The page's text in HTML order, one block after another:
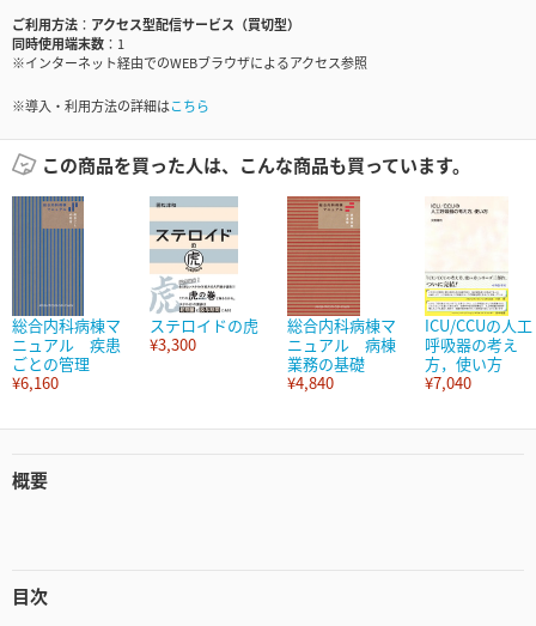
ご利用方法
アクセス型配信サービス（買切型）
同時使用端末数
1
※インターネット経由でのWEBブラウザによるアクセス参照
※導入・利用方法の詳細はこちら
この商品を買った人は、こんな商品も買っています。
総合内科病棟マ
ニュアル 疾患
ごとの管理
¥6,160
ステロイドの虎
¥3,300
総合内科病棟マ
ニュアル 病棟
業務の基礎
¥4,840
ICU/CCUの人工
呼吸器の考え
方，使い方
¥7,040
概要
目次